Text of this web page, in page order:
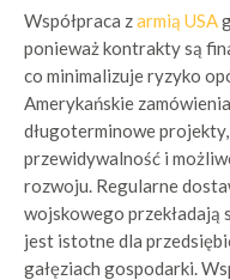
Współpraca zarmią USA
ponieważ kontrakty są
co minimalizuje ryzyko
Amerykańskie
długoterminowe
przewidywalność i
rozwoju. Regularne
wojskowego przekładają
jest istotne dla
gałęziach gospodarki.